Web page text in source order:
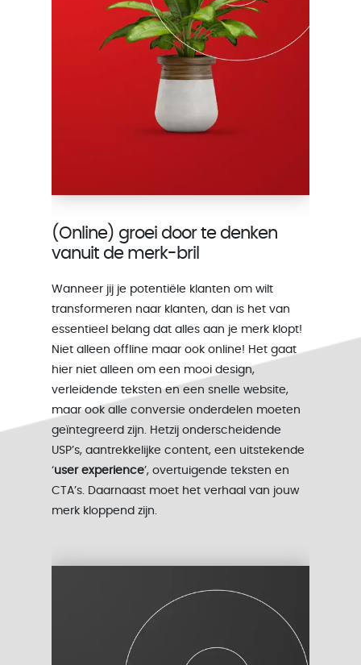
(Online) groei door te denken
vanuit de merk-bril
Wanneer jij je potentiële klanten om wilt
transformeren naar klanten, dan is het van
essentieel belang dat alles aan je merk klopt!
Niet alleen offline maar ook online! Het gaat
hier niet alleen om een mooi design,
verleidende teksten en een snelle website,
maar ook alle conversie onderdelen moeten
geïntegreerd zijn. Hetzij onderscheidende
USP’s, aantrekkelijke content, een uitstekende
‘user experience’, overtuigende teksten en
CTA’s. Daarnaast moet het verhaal van jouw
merk kloppend zijn.